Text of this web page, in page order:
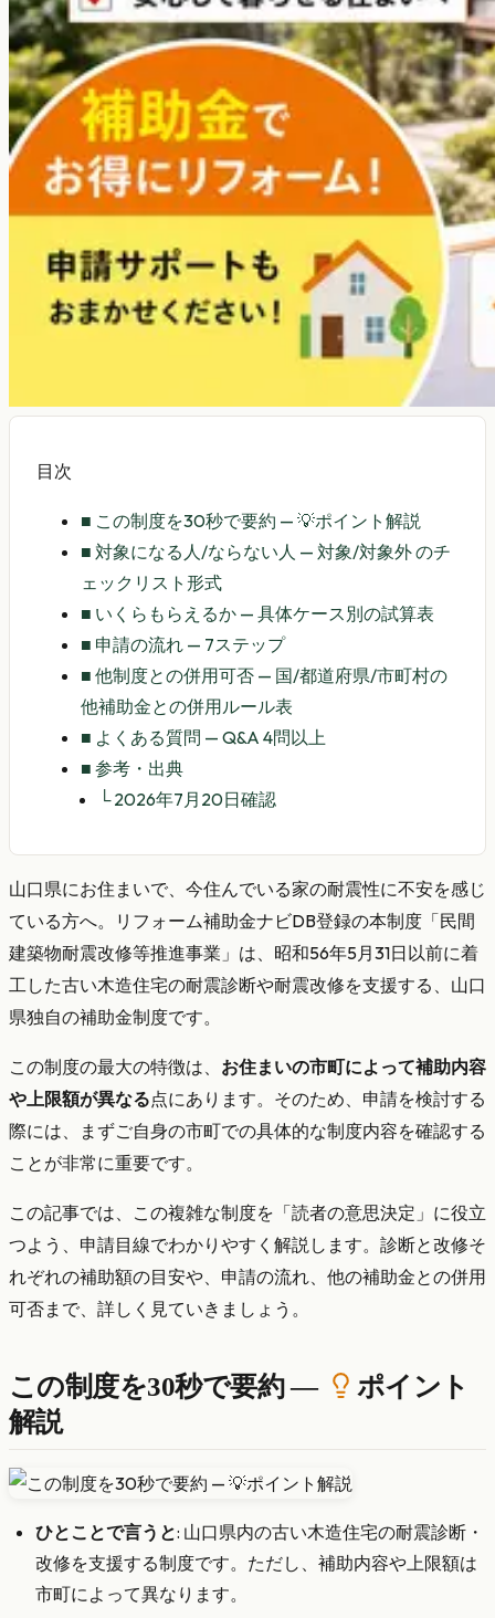
目次
■ この制度を30秒で要約 — 💡ポイント解説
■ 対象になる人/ならない人 — 対象/対象外 のチ
ェックリスト形式
■ いくらもらえるか — 具体ケース別の試算表
■ 申請の流れ — 7ステップ
■ 他制度との併用可否 — 国/都道府県/市町村の
他補助金との併用ルール表
■ よくある質問 — Q&A 4問以上
■ 参考・出典
└2026年7月20日確認
山口県にお住まいで、今住んでいる家の耐震性に不安を感じ
ている方へ。リフォーム補助金ナビDB登録の本制度「民間
建築物耐震改修等推進事業」は、昭和56年5月31日以前に着
工した古い木造住宅の耐震診断や耐震改修を支援する、山口
県独自の補助金制度です。
この制度の最大の特徴は、 お住まいの市町によって補助内容
や上限額が異なる点にあります。そのため、申請を検討する
際には、まずご自身の市町での具体的な制度内容を確認する
ことが非常に重要です。
この記事では、この複雑な制度を「読者の意思決定」に役立
つよう、申請目線でわかりやすく解説します。診断と改修そ
れぞれの補助額の目安や、申請の流れ、他の補助金との併用
可否まで、詳しく見ていきましょう。
この制度を30秒で要約 —
ポイント
解説
ひとことで言うと: 山口県内の古い木造住宅の耐震診断・
改修を支援する制度です。ただし、補助内容や上限額は
市町によって異なります。